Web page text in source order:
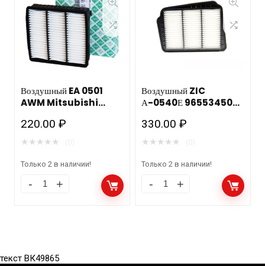
Воздушный EA 0501
AWM Mitsubishi
Outlander
220.00₽
★ ★ ★ ★ ★
Только 2 в наличии!
Воздушный ZIC
А-0540Е 96553450
(GM)
Lacetti,CHEVROLET/
Nubira II
330.00₽
★ ★ ★ ★ ★
Только 2 в наличии!
текст ВК49865